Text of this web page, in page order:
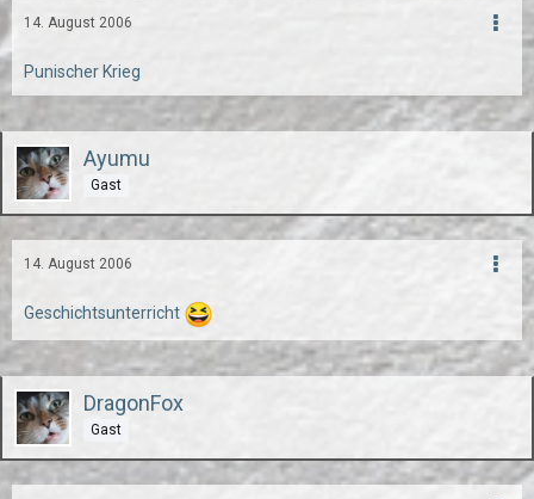
14. August 2006
Punischer Krieg
Ayumu
Gast
14. August 2006
Geschichtsunterricht
DragonFox
Gast